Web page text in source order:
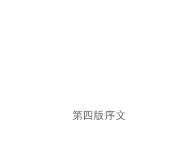
第四版序文